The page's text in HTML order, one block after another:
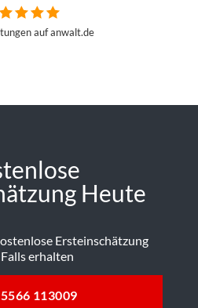
auf anwalt.de
Heute
Ersteinschätzung
erhalten
113009